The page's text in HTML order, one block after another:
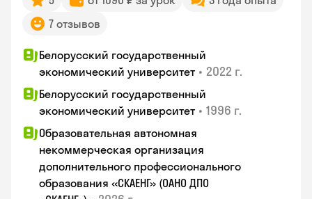
7 отзывов
Белорусский государственный
экономический университет • 2022 г.
Белорусский государственный
экономический университет • 1996 г.
Образовательная автономная
некоммерческая организация
дополнительного профессионального
образования «СКАЕНГ» (ОАНО ДПО